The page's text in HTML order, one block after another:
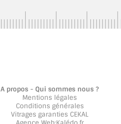
A propos - Qui sommes nous ?
Mentions légales
Conditions générales
Vitrages garanties CEKAL